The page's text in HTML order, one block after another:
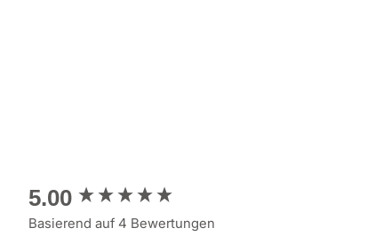
5.00
Basierend auf 4 Bewertungen
New content loaded